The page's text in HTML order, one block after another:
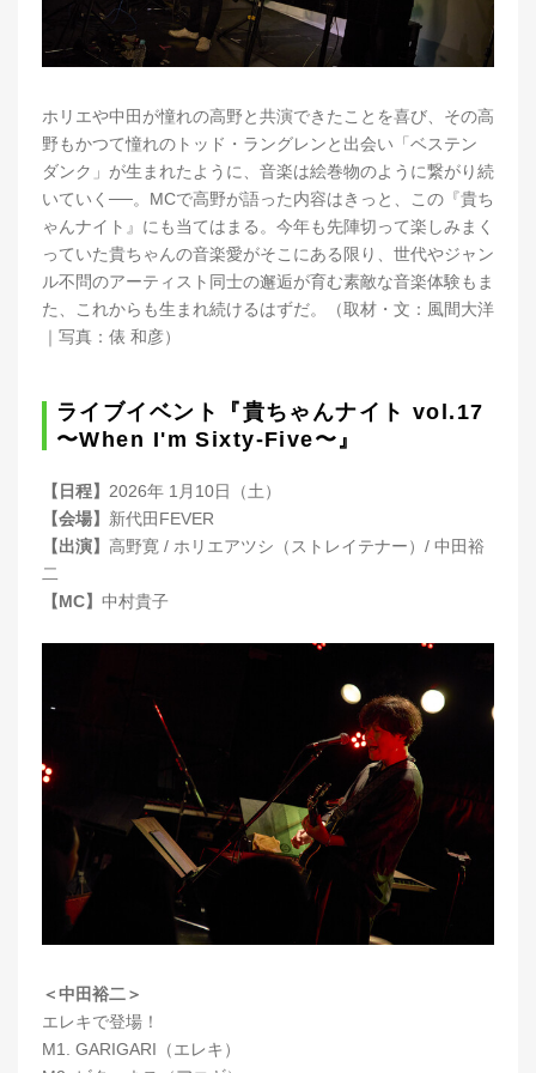
ホリエや中田が憧れの高野と共演できたことを喜び、その高
野もかつて憧れのトッド・ラングレンと出会い「ベステン
ダンク」が生まれたように、音楽は絵巻物のように繋がり続
いていく──。MCで高野が語った内容はきっと、この『貴ち
ゃんナイト』にも当てはまる。今年も先陣切って楽しみまく
っていた貴ちゃんの音楽愛がそこにある限り、世代やジャン
ル不問のアーティスト同士の邂逅が育む素敵な音楽体験もま
た、これからも生まれ続けるはずだ。（取材・文：風間大洋
｜写真：俵 和彦）
ライブイベント『貴ちゃんナイト vol.17
〜When I'm Sixty-Five〜』
【日程】 2026年 1月10日（土）
【会場】 新代田FEVER
【出演】 高野寛 / ホリエアツシ（ストレイテナー）/ 中田裕
二
【MC】 中村貴子
＜中田裕二＞
エレキで登場！
M1. GARIGARI（エレキ）